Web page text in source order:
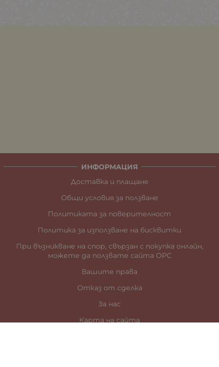
ИНФОРМАЦИЯ
Доставка и плащане
Общи условия за ползване
Политиката за поверителност
Политика за използване на бисквитки
При възникване на спор, свързан с покупка онлайн,
можете да ползвате сайта ОРС
Вашите права
Отказ от сделка
За нас
Карта на сайта